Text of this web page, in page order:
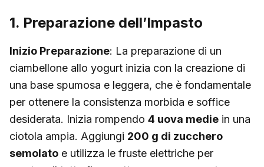
1. Preparazione dell’Impasto
Inizio Preparazione: La preparazione di un
ciambellone allo yogurt inizia con la creazione di
una base spumosa e leggera, che è fondamentale
per ottenere la consistenza morbida e soffice
desiderata. Inizia rompendo 4 uova medie in una
ciotola ampia. Aggiungi 200 g di zucchero
semolato e utilizza le fruste elettriche per